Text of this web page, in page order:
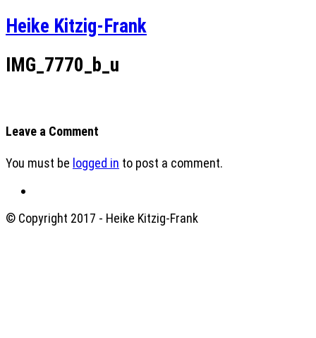
Heike Kitzig-Frank
IMG_7770_b_u
Leave a Comment
You must be logged in to post a comment.
© Copyright 2017 - Heike Kitzig-Frank